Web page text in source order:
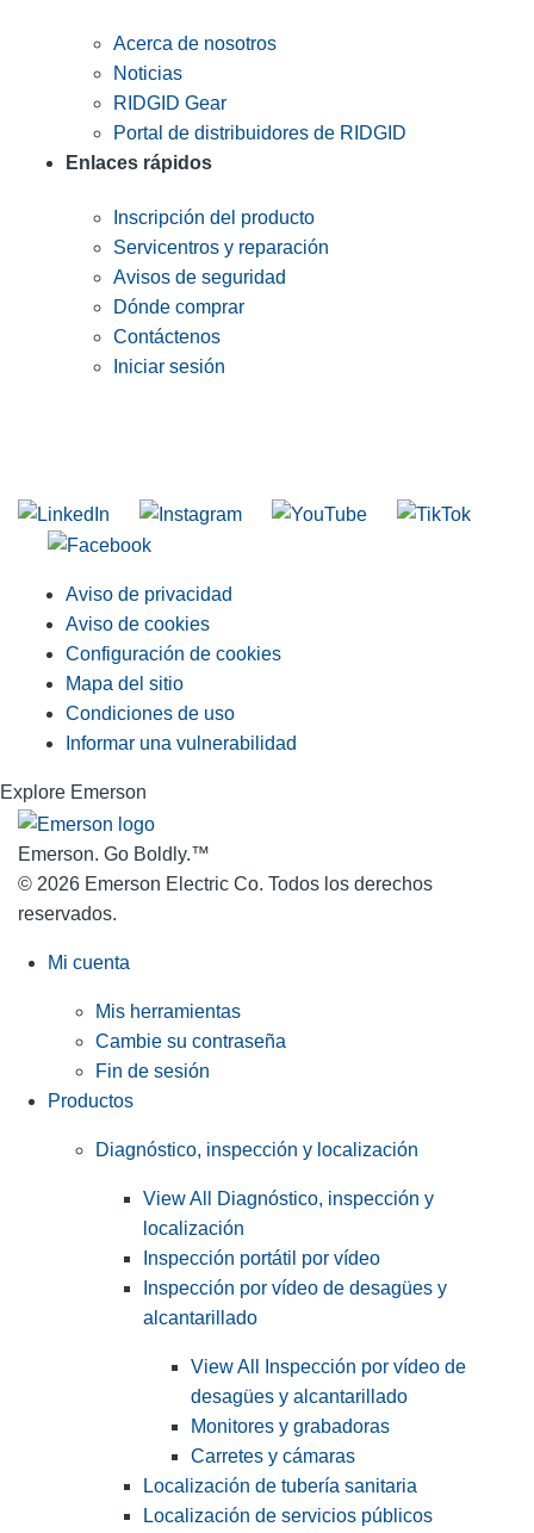
Acerca de nosotros
Noticias
RIDGID Gear
Portal de distribuidores de RIDGID
Enlaces rápidos
Inscripción del producto
Servicentros y reparación
Avisos de seguridad
Dónde comprar
Contáctenos
Iniciar sesión
Aviso de privacidad
Aviso de cookies
Configuración de cookies
Mapa del sitio
Condiciones de uso
Informar una vulnerabilidad
Explore Emerson
Emerson. Go Boldly.™
© 2026 Emerson Electric Co. Todos los derechos
reservados.
Mi cuenta
Mis herramientas
Cambie su contraseña
Fin de sesión
Productos
Diagnóstico, inspección y localización
View All Diagnóstico, inspección y
localización
Inspección portátil por vídeo
Inspección por vídeo de desagües y
alcantarillado
View All Inspección por vídeo de
desagües y alcantarillado
Monitores y grabadoras
Carretes y cámaras
Localización de tubería sanitaria
Localización de servicios públicos